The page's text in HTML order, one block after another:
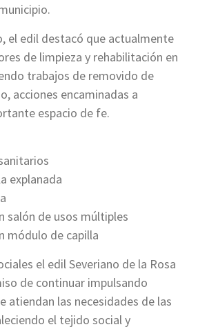
el edil destacó que actualmente
de limpieza y rehabilitación en
trabajos de removido de
acciones encaminadas a
espacio de fe.
explanada
salón de usos múltiples
módulo de capilla
el edil Severiano de la Rosa
de continuar impulsando
atiendan las necesidades de las
el tejido social y